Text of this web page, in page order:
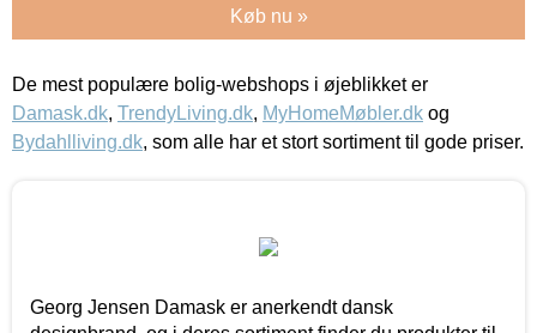
Køb nu »
De mest populære bolig-webshops i øjeblikket er
Damask.dk, TrendyLiving.dk, MyHomeMøbler.dk og
Bydahlliving.dk, som alle har et stort sortiment til gode priser.
Georg Jensen Damask er anerkendt dansk